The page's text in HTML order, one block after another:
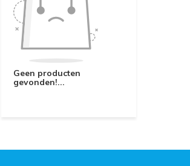
Geen producten
gevonden!...